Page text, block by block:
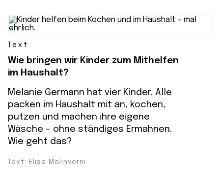
Text
Wie bringen wir Kinder zum Mithelfen
im Haushalt?
Melanie Germann hat vier Kinder. Alle
packen im Haushalt mit an, kochen,
putzen und machen ihre eigene
Wäsche - ohne ständiges Ermahnen.
Wie geht das?
Text: Elisa Malinverni